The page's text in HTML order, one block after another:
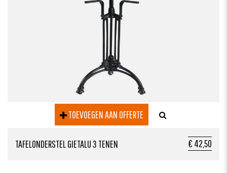
TOEVOEGEN AAN OFFERTE
€ 42,50
TAFELONDERSTEL GIETALU 3 TENEN